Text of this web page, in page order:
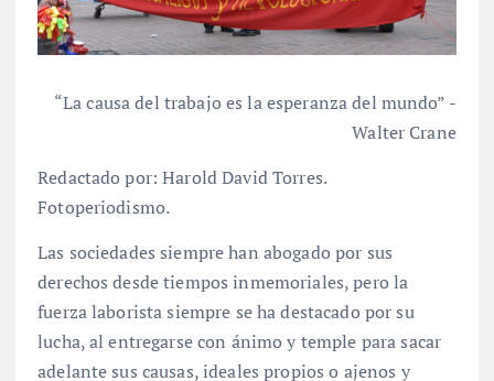
“La causa del trabajo es la esperanza del mundo” -
Walter Crane
Redactado por: Harold David Torres.
Fotoperiodismo.
Las sociedades siempre han abogado por sus
derechos desde tiempos inmemoriales, pero la
fuerza laborista siempre se ha destacado por su
lucha, al entregarse con ánimo y temple para sacar
adelante sus causas, ideales propios o ajenos y